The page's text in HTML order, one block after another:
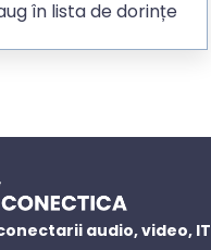
în lista de dorințe
audio, video, IT